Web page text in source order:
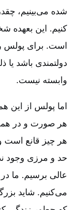
شده می‌بینیم‌،
کنیم‌. این بعهده
است‌. برای پولس
دولتمندی باشد
وابسته نیست‌.
اما پولس از این
هر صورت و در
هر چیز قانع
حد و مرزی وجود
عالی برسیم‌. ما
می‌کنیم‌. شاید